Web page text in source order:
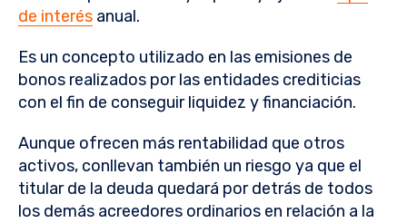
de interés anual.
Es un concepto utilizado en las emisiones de
bonos realizados por las entidades crediticias
con el fin de conseguir liquidez y financiación.
Aunque ofrecen más rentabilidad que otros
activos, conllevan también un riesgo ya que el
titular de la deuda quedará por detrás de todos
los demás acreedores ordinarios en relación a la